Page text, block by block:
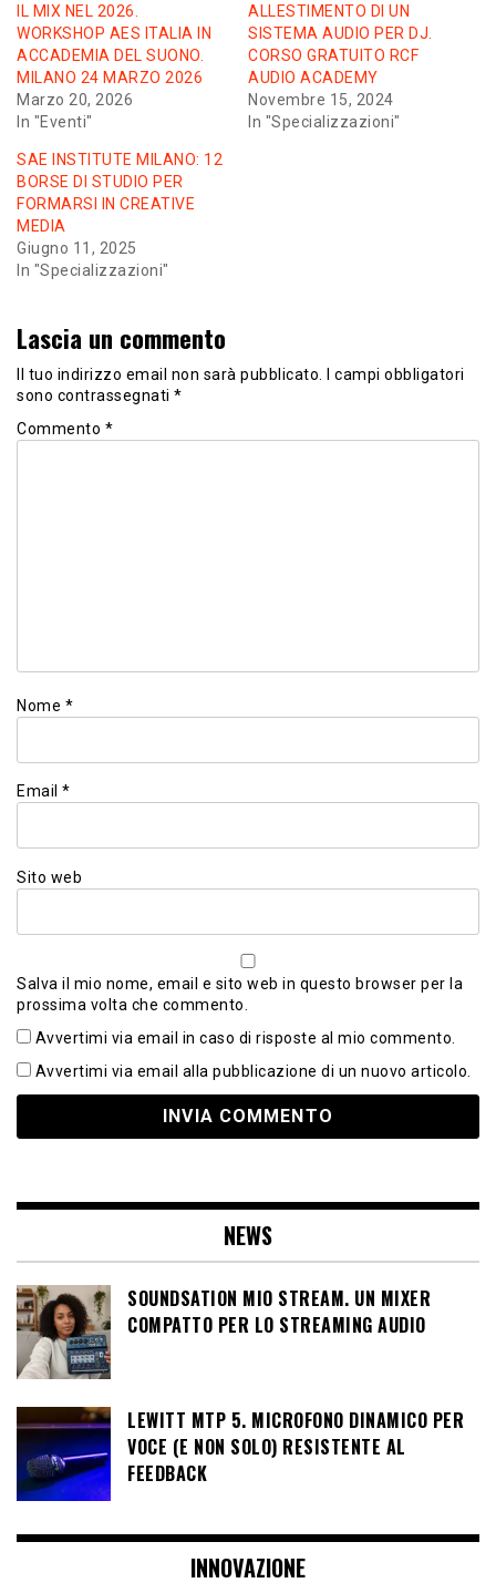
IL MIX NEL 2026.
WORKSHOP AES ITALIA IN
ACCADEMIA DEL SUONO.
MILANO 24 MARZO 2026
Marzo 20, 2026
In "Eventi"
ALLESTIMENTO DI UN
SISTEMA AUDIO PER DJ.
CORSO GRATUITO RCF
AUDIO ACADEMY
Novembre 15, 2024
In "Specializzazioni"
SAE INSTITUTE MILANO: 12
BORSE DI STUDIO PER
FORMARSI IN CREATIVE
MEDIA
Giugno 11, 2025
In "Specializzazioni"
Lascia un commento
Il tuo indirizzo email non sarà pubblicato.
I campi obbligatori
sono contrassegnati *
Commento *
Nome *
Email *
Sito web
Salva il mio nome, email e sito web in questo browser per la
prossima volta che commento.
Avvertimi via email in caso di risposte al mio commento.
Avvertimi via email alla pubblicazione di un nuovo articolo.
NEWS
SOUNDSATION MIO STREAM. UN MIXER
COMPATTO PER LO STREAMING AUDIO
LEWITT MTP 5. MICROFONO DINAMICO PER
VOCE (E NON SOLO) RESISTENTE AL
FEEDBACK
INNOVAZIONE